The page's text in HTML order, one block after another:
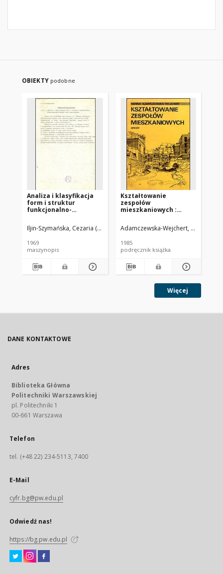
OBIEKTY podobne
Analiza i klasyfikacja
form i struktur
funkcjonalno-
miast powiatowych
Iljin-Szymańska, Cezaria (1916-2007).
1969
maszynopis
Kształtowanie
zespołów
mieszkaniowych :
tendencje europejskie
Adamczewska-Wejchert, Hanna
1985
podręcznik książka
Więcej
DANE KONTAKTOWE
Adres
Biblioteka Główna
Politechniki Warszawskiej
pl. Politechniki 1
00-661 Warszawa
Telefon
tel. (+48 22) 234-5113, 7400
E-Mail
cyfr.bg@pw.edu.pl
Odwiedź nas!
https://bg.pw.edu.pl